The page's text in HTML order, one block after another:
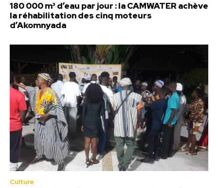
180 000 m³ d’eau par jour : la CAMWATER achève
la réhabilitation des cinq moteurs
d’Akomnyada
Culture